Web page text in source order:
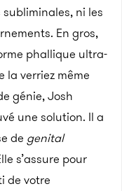
ni les
En gros,
phallique ultra-
la verriez même
génie, Josh
une solution. Il a
de genital
s’assure pour
de votre